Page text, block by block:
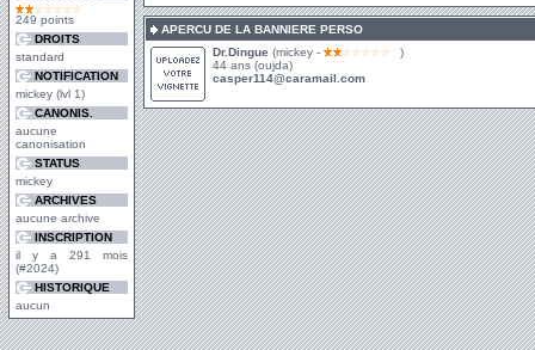
249 points
DROITS
standard
NOTIFICATION
mickey (lvl 1)
CANONIS.
aucune
canonisation
STATUS
mickey
ARCHIVES
aucune archive
INSCRIPTION
il y a 291 mois
(#2024)
HISTORIQUE
aucun
APERCU DE LA BANNIERE PERSO
Dr.Dingue (mickey -
)
44 ans (oujda)
casper114@caramail.com